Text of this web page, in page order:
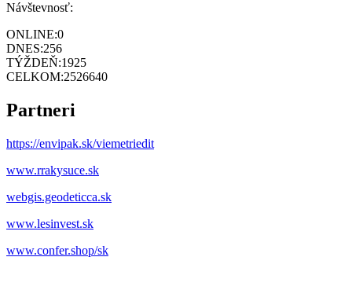
Návštevnosť:
ONLINE:0
DNES:256
TÝŽDEŇ:1925
CELKOM:2526640
Partneri
https://envipak.sk/viemetriedit
www.rrakysuce.sk
webgis.geodeticca.sk
www.lesinvest.sk
www.confer.shop/sk